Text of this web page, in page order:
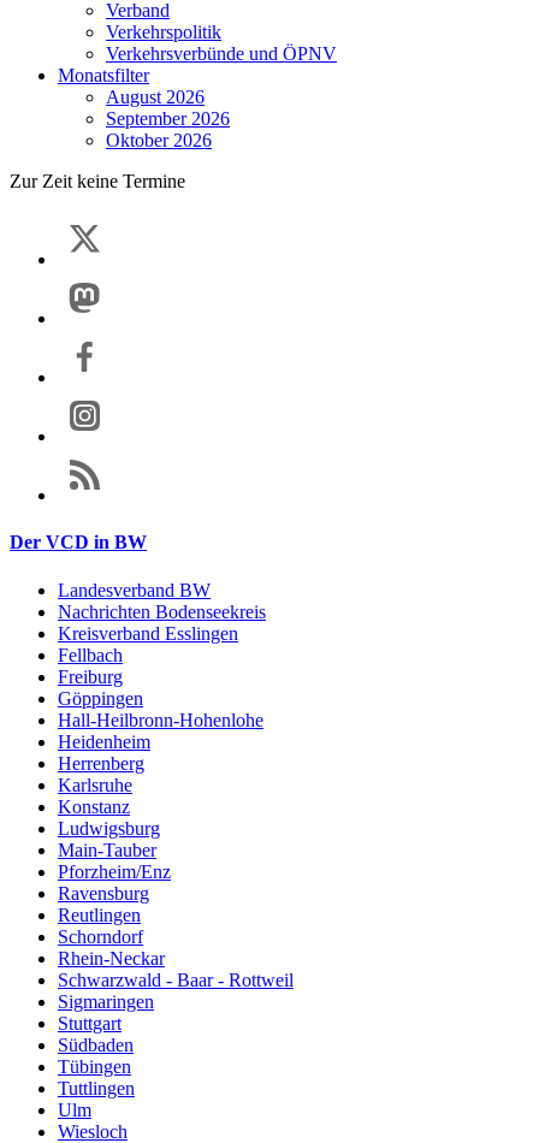
Verband
Verkehrspolitik
Verkehrsverbünde und ÖPNV
Monatsfilter
August 2026
September 2026
Oktober 2026
Zur Zeit keine Termine
Der VCD in BW
Landesverband BW
Nachrichten Bodenseekreis
Kreisverband Esslingen
Fellbach
Freiburg
Göppingen
Hall-Heilbronn-Hohenlohe
Heidenheim
Herrenberg
Karlsruhe
Konstanz
Ludwigsburg
Main-Tauber
Pforzheim/Enz
Ravensburg
Reutlingen
Schorndorf
Rhein-Neckar
Schwarzwald - Baar - Rottweil
Sigmaringen
Stuttgart
Südbaden
Tübingen
Tuttlingen
Ulm
Wiesloch